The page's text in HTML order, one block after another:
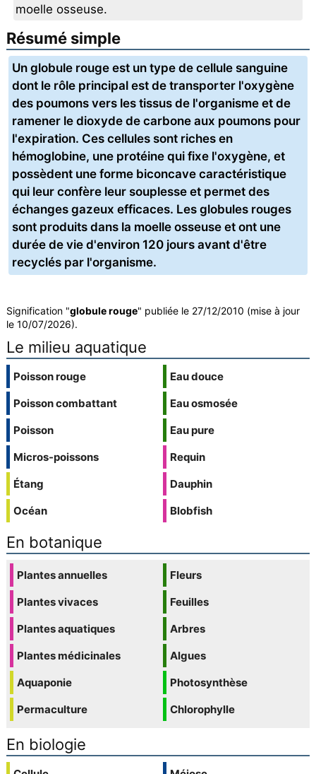
moelle osseuse.
Résumé simple
Un globule rouge est un type de cellule sanguine
dont le rôle principal est de transporter l'oxygène
des poumons vers les tissus de l'organisme et de
ramener le dioxyde de carbone aux poumons pour
l'expiration. Ces cellules sont riches en
hémoglobine, une protéine qui fixe l'oxygène, et
possèdent une forme biconcave caractéristique
qui leur confère leur souplesse et permet des
échanges gazeux efficaces. Les globules rouges
sont produits dans la moelle osseuse et ont une
durée de vie d'environ 120 jours avant d'être
recyclés par l'organisme.
Signification "globule rouge" publiée le 27/12/2010 (mise à jour
le 10/07/2026).
Le milieu aquatique
Poisson rouge
Poisson combattant
Poisson
Micros-poissons
Étang
Océan
Eau douce
Eau osmosée
Eau pure
Requin
Dauphin
Blobfish
En botanique
Plantes annuelles
Plantes vivaces
Plantes aquatiques
Plantes médicinales
Aquaponie
Permaculture
Fleurs
Feuilles
Arbres
Algues
Photosynthèse
Chlorophylle
En biologie